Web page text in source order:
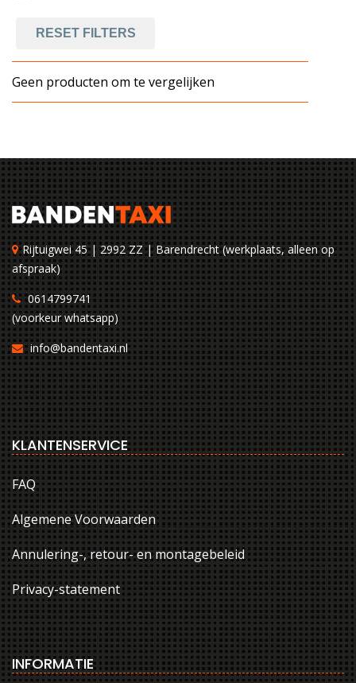
RESET FILTERS
Geen producten om te vergelijken
Rijtuigwei 45 | 2992 ZZ | Barendrecht (werkplaats, alleen op
afspraak)
0614799741
(voorkeur whatsapp)
info@bandentaxi.nl
KLANTENSERVICE
FAQ
Algemene Voorwaarden
Annulering-, retour- en montagebeleid
Privacy-statement
INFORMATIE